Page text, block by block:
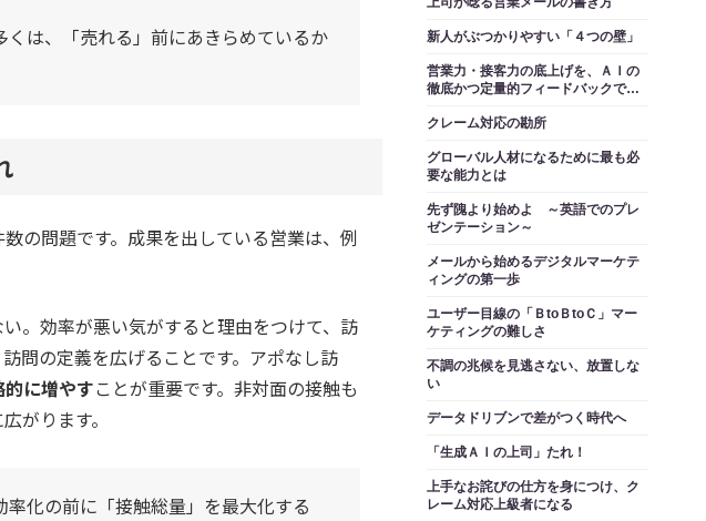
は、「売れる」前にあきらめているか
の問題です。成果を出している営業は、例
。効率が悪い気がすると理由をつけて、訪
問の定義を広げることです。アポなし訪
に増やすことが重要です。非対面の接触も
がります。
化の前に「接触総量」を最大化する
新人がぶつかりやすい「４つの壁」
営業力・接客力の底上げを、ＡＩの
徹底かつ定量的フィードバックで実
クレーム対応の勘所
グローバル人材になるために最も必
要な能力とは
先ず隗より始めよ ～英語でのプレ
ゼンテーション～
メールから始めるデジタルマーケテ
ィングの第一歩
ユーザー目線の「ＢtoＢtoＣ」マー
ケティングの難しさ
不調の兆候を見逃さない、放置しな
い
データドリブンで差がつく時代へ
「生成ＡＩの上司」たれ！
上手なお詫びの仕方を身につけ、ク
レーム対応上級者になる